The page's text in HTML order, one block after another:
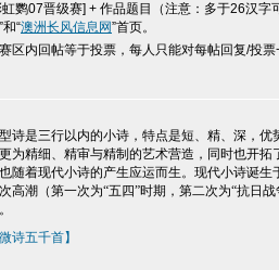
鹦07晋级赛] + 作品题目（注意：多于26汉字
”和“澳洲长风信息网”首页。
区内回帖等于投票，每人只能对每帖回复/投票
诗是三行以内的小诗，特点是短、精、深，
为精细、精审与精制的艺术营造，同时也开
随着现代小诗的产生应运而生。现代小诗诞
高潮（第一次为“五四”时期，第二次为“抗日
微诗五千首】